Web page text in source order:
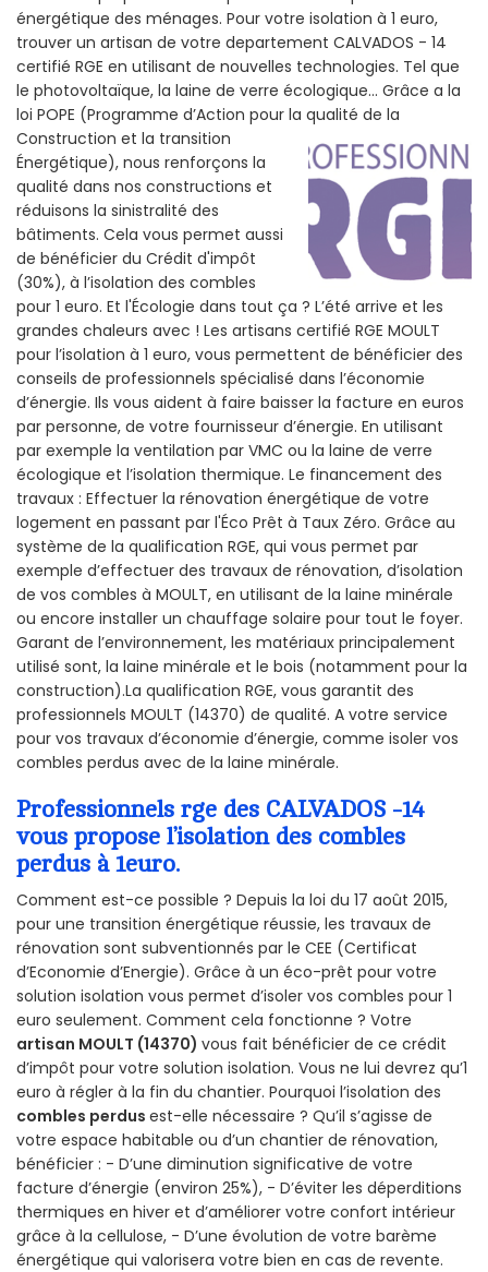
énergétique des ménages. Pour votre isolation à 1 euro,
trouver un artisan de votre departement CALVADOS - 14
certifié RGE en utilisant de nouvelles technologies. Tel que
le photovoltaïque, la laine de verre écologique... Grâce a la
loi POPE (Programme d’Action pour la qualité de la
Construction et la transition
Énergétique), nous renforçons la
qualité dans nos constructions et
réduisons la sinistralité des
bâtiments. Cela vous permet aussi
de bénéficier du Crédit d'impôt
(30%), à l’isolation des combles
pour 1 euro. Et l'Écologie dans tout ça ? L’été arrive et les
grandes chaleurs avec ! Les artisans certifié RGE MOULT
pour l’isolation à 1 euro, vous permettent de bénéficier des
conseils de professionnels spécialisé dans l’économie
d’énergie. Ils vous aident à faire baisser la facture en euros
par personne, de votre fournisseur d’énergie. En utilisant
par exemple la ventilation par VMC ou la laine de verre
écologique et l’isolation thermique. Le financement des
travaux : Effectuer la rénovation énergétique de votre
logement en passant par l'Éco Prêt à Taux Zéro. Grâce au
système de la qualification RGE, qui vous permet par
exemple d’effectuer des travaux de rénovation, d’isolation
de vos combles à MOULT, en utilisant de la laine minérale
ou encore installer un chauffage solaire pour tout le foyer.
Garant de l’environnement, les matériaux principalement
utilisé sont, la laine minérale et le bois (notamment pour la
construction).La qualification RGE, vous garantit des
professionnels MOULT (14370) de qualité. A votre service
pour vos travaux d’économie d’énergie, comme isoler vos
combles perdus avec de la laine minérale.
Professionnels rge des CALVADOS -14
vous propose l’isolation des combles
perdus à 1euro.
Comment est-ce possible ? Depuis la loi du 17 août 2015,
pour une transition énergétique réussie, les travaux de
rénovation sont subventionnés par le CEE (Certificat
d’Economie d’Energie). Grâce à un éco-prêt pour votre
solution isolation vous permet d’isoler vos combles pour 1
euro seulement. Comment cela fonctionne ? Votre
artisan MOULT (14370) vous fait bénéficier de ce crédit
d’impôt pour votre solution isolation. Vous ne lui devrez qu’1
euro à régler à la fin du chantier. Pourquoi l’isolation des
combles perdus est-elle nécessaire ? Qu’il s’agisse de
votre espace habitable ou d’un chantier de rénovation,
bénéficier : - D’une diminution significative de votre
facture d’énergie (environ 25%), - D’éviter les déperditions
thermiques en hiver et d’améliorer votre confort intérieur
grâce à la cellulose, - D’une évolution de votre barème
énergétique qui valorisera votre bien en cas de revente.